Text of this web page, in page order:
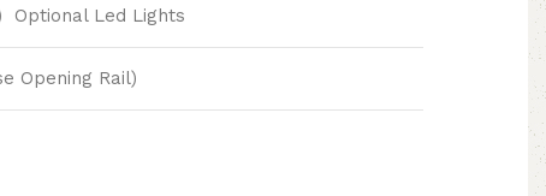
Optional Led Lights
Opening Rail)